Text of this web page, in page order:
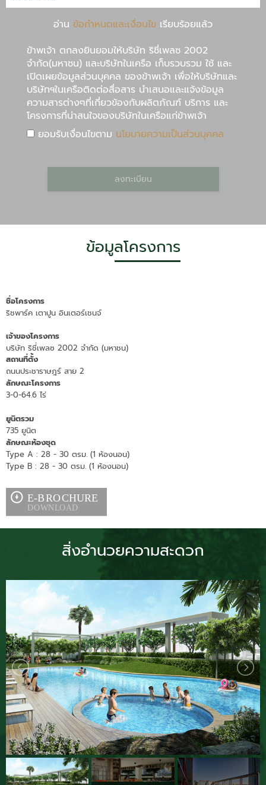
อ่าน ข้อกำหนดและเงื่อนไข เรียบร้อยแล้ว
ขัาพเจ้า ตกลงยินยอมให้บริษัท ริชี่เพลซ 2002
จำกัด(มหาชน) และบริษัทในเครือ เก็บรวบรวม ใช้ และ
เปิดเผยข้อมูลส่วนบุคคล ของข้าพเจ้า เพื่อให้บริษัทและ
บริษัทฯในเครือติดต่อสื่อสาร นำเสนอและแจ้งข้อมูล
ความสารต่างๆที่เกี่ยวข้องกับผลิตภัณฑ์ บริการ และ
โครงการที่น่าสนใจของบริษัทในเครือแก่ข้าพเจ้า
ยอมรับเงื่อนไขตาม นโยบายความเป็นส่วนบุคคล
ลงทะเบียน
ข้อมูลโครงการ
ชื่อโครงการ
ริชพาร์ค เตาปูน อินเตอร์เชนจ์
เจ้าของโครงการ
บริษัท ริชี่เพลซ 2002 จำกัด (มหาชน)
สถานที่ตั้ง
ถนนประชาราษฎร์ สาย 2
ลักษณะโครงการ
3-0-64.6 ไร่
ยูนิตรวม
735 ยูนิต
ลักษณะห้องชุด
Type A : 28 - 30 ตรม. (1 ห้องนอน)
Type B : 28 - 30 ตรม. (1 ห้องนอน)
สิ่งอำนวยความสะดวก